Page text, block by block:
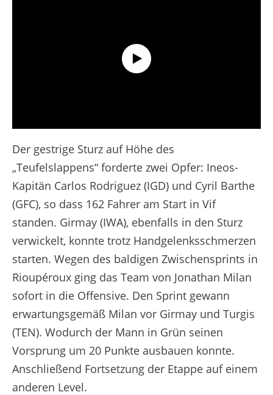
Der gestrige Sturz auf Höhe des
„Teufelslappens“ forderte zwei Opfer: Ineos-
Kapitän Carlos Rodriguez (IGD) und Cyril Barthe
(GFC), so dass 162 Fahrer am Start in Vif
standen. Girmay (IWA), ebenfalls in den Sturz
verwickelt, konnte trotz Handgelenksschmerzen
starten. Wegen des baldigen Zwischensprints in
Rioupéroux ging das Team von Jonathan Milan
sofort in die Offensive. Den Sprint gewann
erwartungsgemäß Milan vor Girmay und Turgis
(TEN). Wodurch der Mann in Grün seinen
Vorsprung um 20 Punkte ausbauen konnte.
Anschließend Fortsetzung der Etappe auf einem
anderen Level.